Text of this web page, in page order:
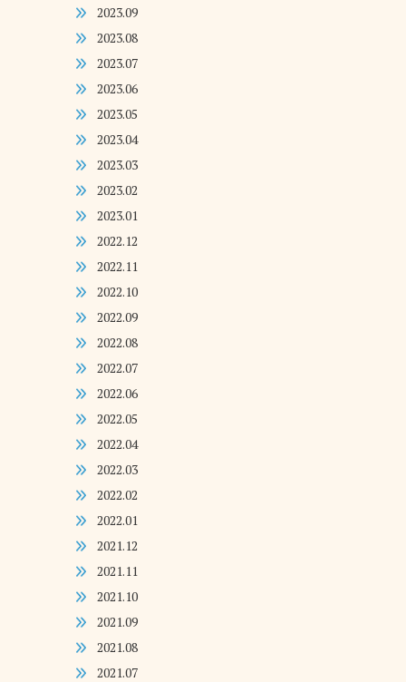
2023.09
2023.08
2023.07
2023.06
2023.05
2023.04
2023.03
2023.02
2023.01
2022.12
2022.11
2022.10
2022.09
2022.08
2022.07
2022.06
2022.05
2022.04
2022.03
2022.02
2022.01
2021.12
2021.11
2021.10
2021.09
2021.08
2021.07